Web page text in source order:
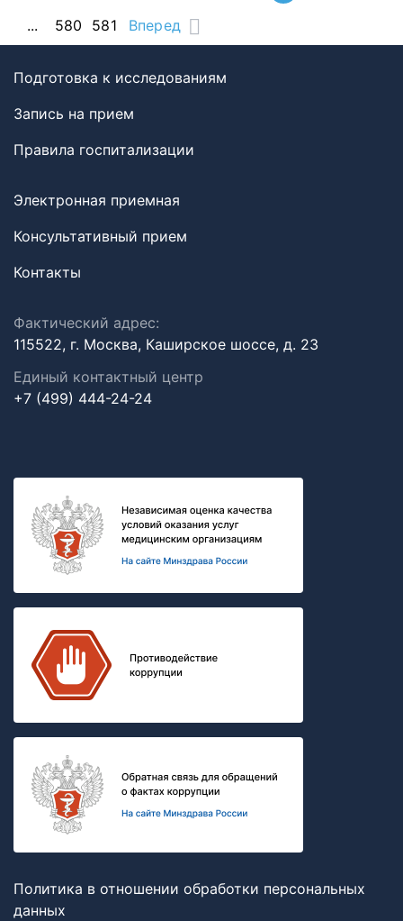
...
580 581 Вперед
Подготовка к исследованиям
Запись на прием
Правила госпитализации
Электронная приемная
Консультативный прием
Контакты
Фактический адрес:
115522, г. Москва, Каширское шоссе, д. 23
Единый контактный центр
+7 (499) 444-24-24
Политика в отношении обработки персональных
данных